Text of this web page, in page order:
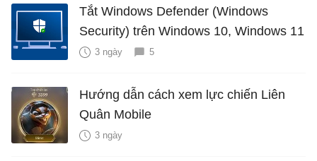
Tắt Windows Defender (Windows
Security) trên Windows 10, Windows 11
3 ngày 5
Hướng dẫn cách xem lực chiến Liên
Quân Mobile
3 ngày